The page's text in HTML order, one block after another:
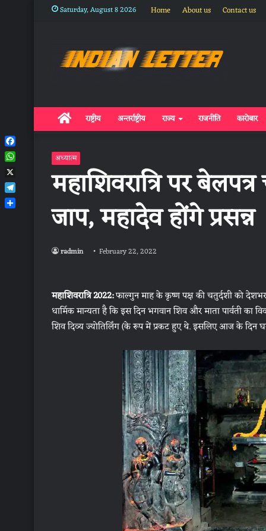
Saturday, August 8 2026 Home About us Contact us
Homeराष्ट्रीय अन्तर्राष्ट्रीय राज्य राजनीति कारोबार
अध्यात्म
महाशिवरात्रि पर
जाप, महादेव होंगे प्रसन्न
radmin February 22, 2022
महाशिवरात्रि 2022:फाल्गुन माह के कृष्ण पक्ष की चतुर्दशी को देशभर
धार्मिक मान्यता है कि इस दिन भगवान शिव और माता पार्वती
शिव दिव्य ज्योतिर्लिंग (के रूप में प्रकट हुए थे. इसलिए आज के दिन
Facebook
WhatsApp
X
Telegram